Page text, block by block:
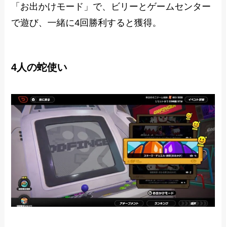
「お出かけモード」で、ビリーとゲームセンター
で遊び、一緒に4回勝利すると獲得。
4人の蛇使い